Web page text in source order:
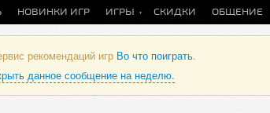
НОВИНКИ ИГР ИГРЫ СКИДКИ ОБЩЕНИЕ
рекомендаций игр Во что поиграть.
данное сообщение на неделю.